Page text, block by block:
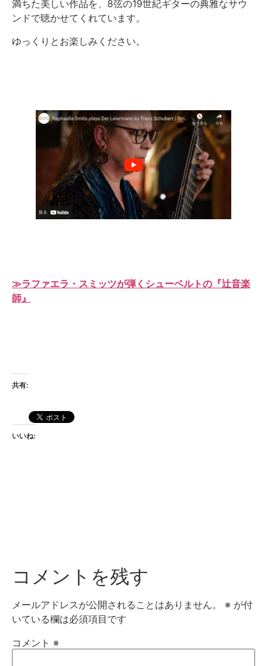
満ちた美しい作品を、8弦の19世紀ギターの典雅なサウ
ンドで聴かせてくれています。
ゆっくりとお楽しみください。
≫ラファエラ・スミッツが弾くシューベルトの『辻音楽
師』
共有:
いいね:
コメントを残す
メールアドレスが公開されることはありません。 ※ が付
いている欄は必須項目です
コメント ※